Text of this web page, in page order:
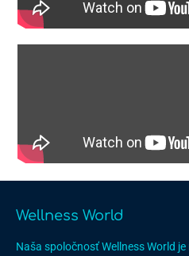
Wellness World
Naša spoločnosť Wellness World